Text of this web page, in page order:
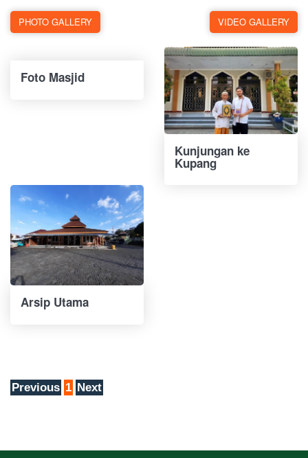
PHOTO GALLERY VIDEO GALLERY
Foto Masjid
Kunjungan ke
Kupang
Arsip Utama
Previous 1 Next